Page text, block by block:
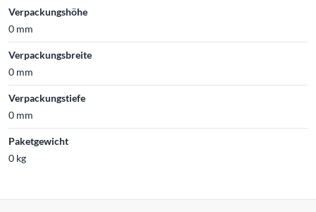
Verpackungshöhe
0 mm
Verpackungsbreite
0 mm
Verpackungstiefe
0 mm
Paketgewicht
0 kg